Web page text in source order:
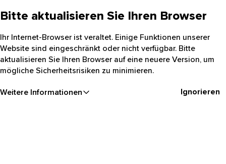
Bitte aktualisieren Sie Ihren Browser
Ihr Internet-Browser ist veraltet. Einige Funktionen unserer
Website sind eingeschränkt oder nicht verfügbar. Bitte
aktualisieren Sie Ihren Browser auf eine neuere Version, um
mögliche Sicherheitsrisiken zu minimieren.
Weitere Informationen Ignorieren